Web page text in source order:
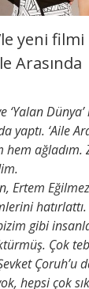
yeni filmi
Arasında
‘Yalan
yaptı. ‘Aile
hem
Ertem
gibi
Çok
hepsi çok